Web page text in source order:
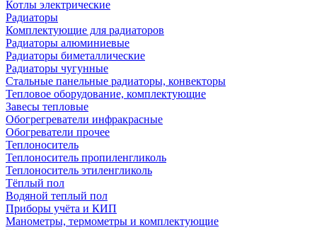
Котлы электрические
Радиаторы
Комплектующие для радиаторов
Радиаторы алюминиевые
Радиаторы биметаллические
Радиаторы чугунные
Стальные панельные радиаторы, конвекторы
Тепловое оборудование, комплектующие
Завесы тепловые
Обогрегреватели инфракрасные
Обогреватели прочее
Теплоноситель
Теплоноситель пропиленгликоль
Теплоноситель этиленгликоль
Тёплый пол
Водяной теплый пол
Приборы учёта и КИП
Манометры, термометры и комплектующие